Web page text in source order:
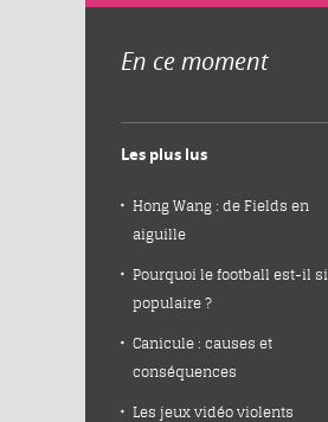
En ce moment
Les plus lus
Hong Wang : de Fields en
aiguille
Pourquoi le football est-il si
populaire ?
Canicule : causes et
conséquences
Les jeux vidéo violents